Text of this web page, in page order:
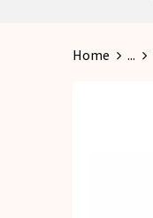
Home ...